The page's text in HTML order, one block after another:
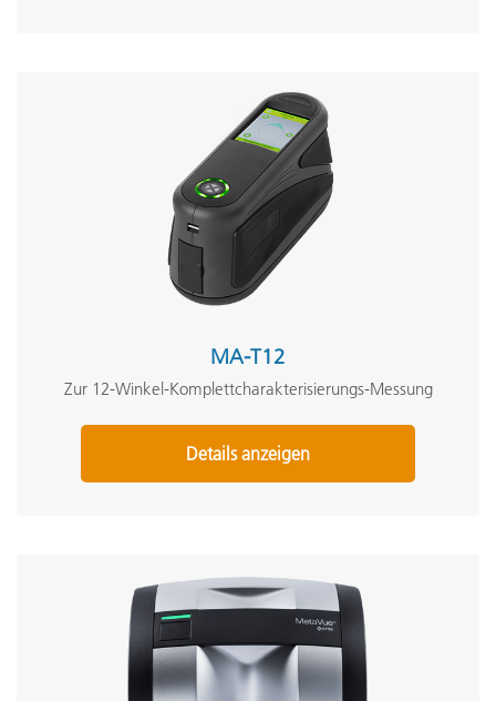
MA-T12
Zur 12-Winkel-Komplettcharakterisierungs-Messung
Details anzeigen